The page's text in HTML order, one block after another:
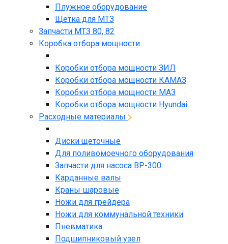
Плужное оборудование
Щетка для МТЗ
Запчасти МТЗ 80, 82
Коробка отбора мощности
Коробки отбора мощности ЗИЛ
Коробки отбора мощности КАМАЗ
Коробки отбора мощности МАЗ
Коробки отбора мощности Hyundai
Расходные материалы
Диски щеточные
Для поливомоечного оборудования
Запчасти для насоса BP-300
Карданные валы
Краны шаровые
Ножи для грейдера
Ножи для коммунальной техники
Пневматика
Подшипниковый узел